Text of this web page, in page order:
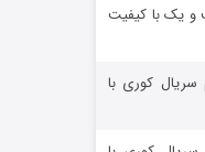
مرده ۳
و یک با کیفیت
کوری با